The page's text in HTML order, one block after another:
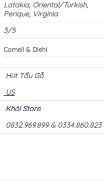
Latakia, Oriental/Turkish,
Perique, Virginia
3/5
Cornell & Diehl
Hút Tẩu Gỗ
US
Khói Store
0832.969.899 & 0334.860.823